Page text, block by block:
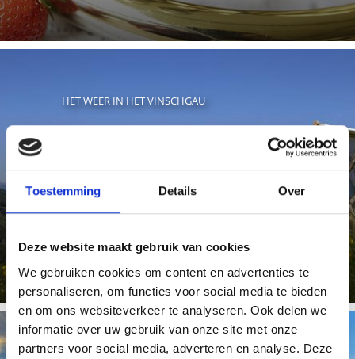
Toestemming Details Over
Deze website maakt gebruik van cookies
We gebruiken cookies om content en advertenties te
personaliseren, om functies voor social media te bieden
en om ons websiteverkeer te analyseren. Ook delen we
informatie over uw gebruik van onze site met onze
partners voor social media, adverteren en analyse. Deze
HET WEER IN HET VINSCHGAU
Om u te helpen bij het plannen van uw vakantie krijgt u
van ons hier het actuele weer in de vakantiegebied ...
Meer weten